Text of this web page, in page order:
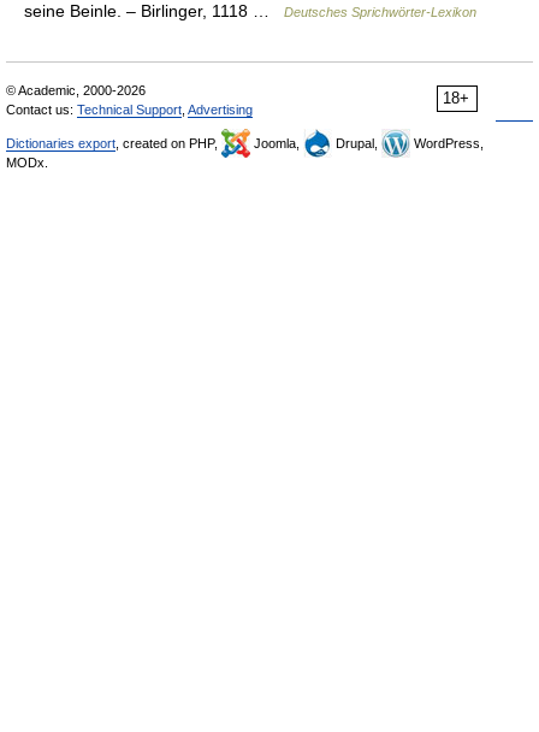
seine Beinle. – Birlinger, 1118 …
Deutsches Sprichwörter-Lexikon
18+
© Academic, 2000-2026
Contact us: Technical Support Advertising
Dictionaries export , created on PHP, Joomla, Drupal,
WordPress,
MODx.